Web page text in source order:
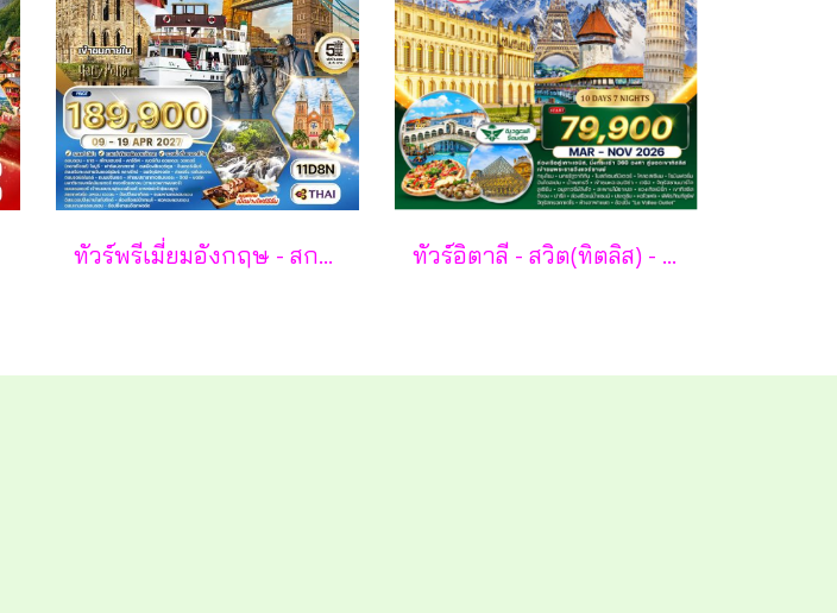
ทัวร์พรีเมี่ยมอังกฤษ - สกอตแลนด์ -เวลล์ 11 วัน - TG ทัวร์อิตาลี - สวิต(ทิตลิส) - ฝรั่งเศส 10 วัน -SV